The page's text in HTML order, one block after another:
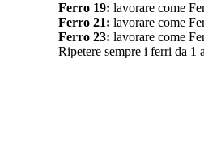
Ferro 19: lavorare come
Ferro 21: lavorare come
Ferro 23: lavorare come
Ripetere sempre i ferri da 1